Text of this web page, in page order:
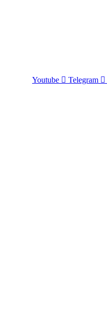
Youtube Telegram